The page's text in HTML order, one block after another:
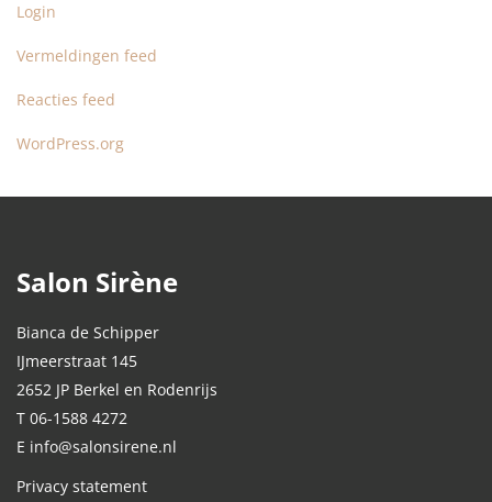
Login
Vermeldingen feed
Reacties feed
WordPress.org
Salon Sirène
Bianca de Schipper
IJmeerstraat 145
2652 JP Berkel en Rodenrijs
T 06-1588 4272
E info@salonsirene.nl
Privacy statement